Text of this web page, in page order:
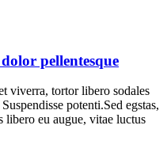
pellentesque
viverra, tortor libero sodales
potenti.Sed egstas,
libero eu augue, vitae luctus